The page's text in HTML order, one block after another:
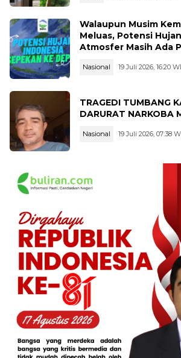
Walaupun Musim
Meluas, Potensi
Atmosfer Masih Ada
Nasional 19 Juli 2026, 16:20
TRAGEDI TUMBANG
DARURAT NARKOBA
Nasional 19 Juli 2026, 07:38